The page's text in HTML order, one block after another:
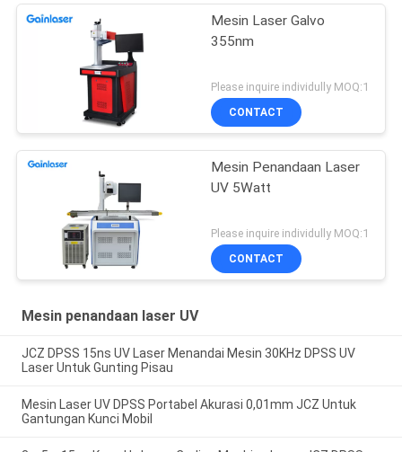
Mesin Laser Galvo
355nm
Please inquire individully MOQ:1
CONTACT
Mesin Penandaan Laser
UV 5Watt
Please inquire individully MOQ:1
CONTACT
Mesin penandaan laser UV
JCZ DPSS 15ns UV Laser Menandai Mesin 30KHz DPSS UV
Laser Untuk Gunting Pisau
Mesin Laser UV DPSS Portabel Akurasi 0,01mm JCZ Untuk
Gantungan Kunci Mobil